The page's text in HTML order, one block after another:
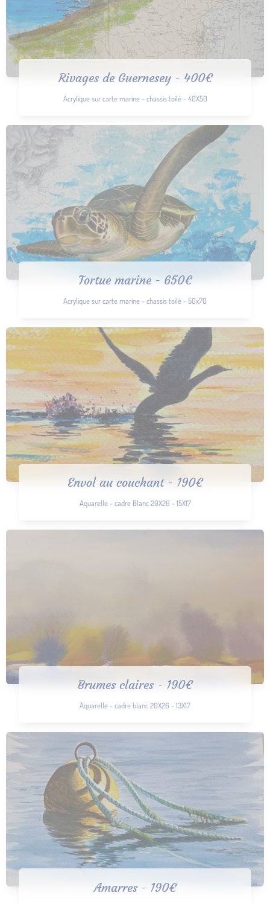
Rivages de Guernesey - 400€
Acrylique sur carte marine - chassis toilé - 40X50
Tortue marine - 650€
Acrylique sur carte marine - chassis toilé - 50x70
Envol au couchant - 190€
Aquarelle - cadre Blanc 20X26 - 15X17
Brumes claires - 190€
Aquarelle - cadre blanc 20X26 - 13X17
Amarres - 190€